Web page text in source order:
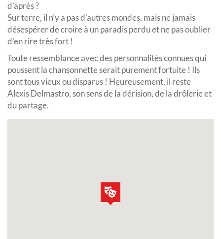
d’après ?
Sur terre, il n’y a pas d’autres mondes, mais ne jamais
désespérer de croire à un paradis perdu et ne pas oublier
d’en rire très fort !
Toute ressemblance avec des personnalités connues qui
poussent la chansonnette serait purement fortuite ! Ils
sont tous vieux ou disparus ! Heureusement, il reste
Alexis Delmastro, son sens de la dérision, de la drôlerie et
du partage.